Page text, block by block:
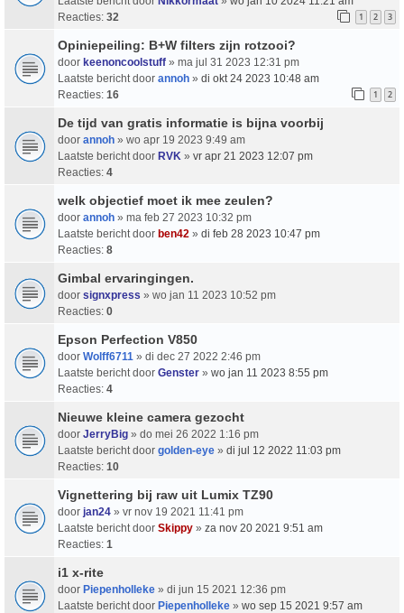
Reacties: 32 1 2 3
Opiniepeiling: B+W filters zijn rotzooi?
door keenoncoolstuff » ma jul 31 2023 12:31 pm
Laatste bericht door annoh » di okt 24 2023 10:48 am
Reacties: 16 1 2
De tijd van gratis informatie is bijna voorbij
door annoh » wo apr 19 2023 9:49 am
Laatste bericht door RVK » vr apr 21 2023 12:07 pm
Reacties: 4
welk objectief moet ik mee zeulen?
door annoh » ma feb 27 2023 10:32 pm
Laatste bericht door ben42 » di feb 28 2023 10:47 pm
Reacties: 8
Gimbal ervaringingen.
door signxpress » wo jan 11 2023 10:52 pm
Reacties: 0
Epson Perfection V850
door Wolff6711 » di dec 27 2022 2:46 pm
Laatste bericht door Genster » wo jan 11 2023 8:55 pm
Reacties: 4
Nieuwe kleine camera gezocht
door JerryBig » do mei 26 2022 1:16 pm
Laatste bericht door golden-eye » di jul 12 2022 11:03 pm
Reacties: 10
Vignettering bij raw uit Lumix TZ90
door jan24 » vr nov 19 2021 11:41 pm
Laatste bericht door Skippy » za nov 20 2021 9:51 am
Reacties: 1
i1 x-rite
door Piepenholleke » di jun 15 2021 12:36 pm
Laatste bericht door Piepenholleke » wo sep 15 2021 9:57 am